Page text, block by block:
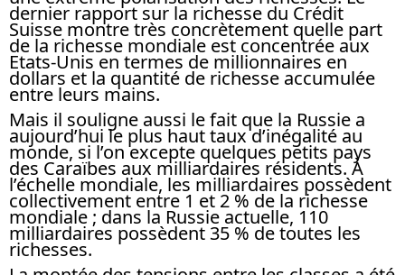
dernier rapport sur la richesse du Crédit
Suisse montre très concrètement quelle part
de la richesse mondiale est concentrée aux
Etats-Unis en termes de millionnaires en
dollars et la quantité de richesse accumulée
entre leurs mains.
Mais il souligne aussi le fait que la Russie a
aujourd’hui le plus haut taux d’inégalité au
monde, si l’on excepte quelques petits pays
des Caraïbes aux milliardaires résidents. À
l’échelle mondiale, les milliardaires possèdent
collectivement entre 1 et 2 % de la richesse
mondiale ; dans la Russie actuelle, 110
milliardaires possèdent 35 % de toutes les
richesses.